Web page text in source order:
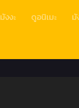
มังงะ ดูอนิเมะ มั